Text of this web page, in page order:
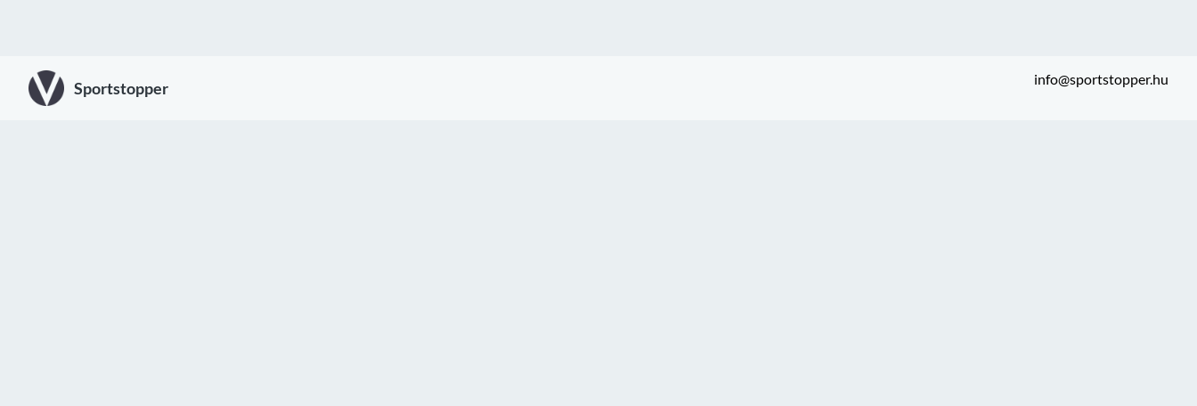
Sportstopper info@sportstopper.hu